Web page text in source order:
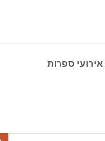
אירועי ספרות